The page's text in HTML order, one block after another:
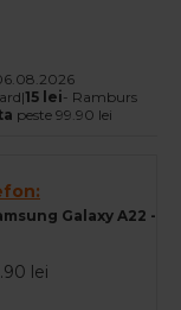
15 lei- Ramburs
peste 99.90 lei
Galaxy A22 -
lei